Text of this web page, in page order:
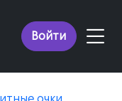
Войти